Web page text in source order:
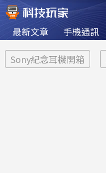
最新文章 手機通訊
Sony紀念耳機開箱